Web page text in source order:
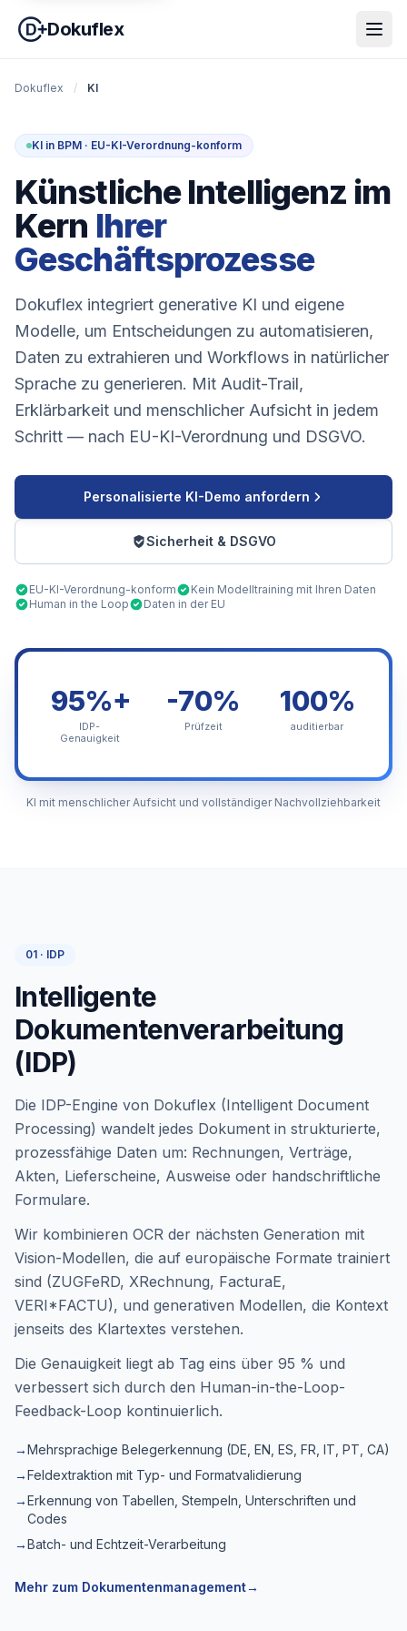
Dokuflex
Dokuflex / KI
KI in BPM · EU-KI-Verordnung-konform
Künstliche Intelligenz im
Kern Ihrer
Geschäftsprozesse
Dokuflex integriert generative KI und eigene
Modelle, um Entscheidungen zu automatisieren,
Daten zu extrahieren und Workflows in natürlicher
Sprache zu generieren. Mit Audit-Trail,
Erklärbarkeit und menschlicher Aufsicht in jedem
Schritt — nach EU-KI-Verordnung und DSGVO.
Personalisierte KI-Demo anfordern
Sicherheit & DSGVO
EU-KI-Verordnung-konform
Kein Modelltraining mit Ihren Daten
Human in the Loop
Daten in der EU
95%+
IDP-
Genauigkeit
-70%
Prüfzeit
100%
auditierbar
KI mit menschlicher Aufsicht und vollständiger Nachvollziehbarkeit
01 · IDP
Intelligente
Dokumentenverarbeitung
(IDP)
Die IDP-Engine von Dokuflex (Intelligent Document
Processing) wandelt jedes Dokument in strukturierte,
prozessfähige Daten um: Rechnungen, Verträge,
Akten, Lieferscheine, Ausweise oder handschriftliche
Formulare.
Wir kombinieren OCR der nächsten Generation mit
Vision-Modellen, die auf europäische Formate trainiert
sind (ZUGFeRD, XRechnung, FacturaE,
VERI*FACTU), und generativen Modellen, die Kontext
jenseits des Klartextes verstehen.
Die Genauigkeit liegt ab Tag eins über 95 % und
verbessert sich durch den Human-in-the-Loop-
Feedback-Loop kontinuierlich.
→Mehrsprachige Belegerkennung (DE, EN, ES, FR, IT, PT, CA)
→Feldextraktion mit Typ- und Formatvalidierung
→Erkennung von Tabellen, Stempeln, Unterschriften und
Codes
→Batch- und Echtzeit-Verarbeitung
Mehr zum Dokumentenmanagement→